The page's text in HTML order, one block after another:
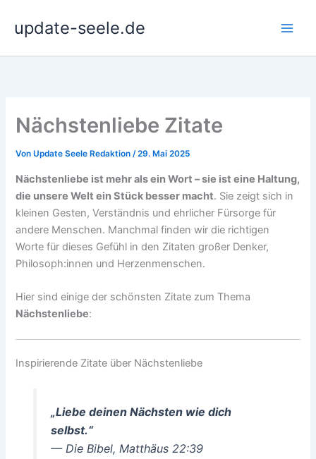
Inhalt
springen
update-seele.de
Nächstenliebe Zitate
VonUpdate Seele Redaktion/29. Mai 2025
Nächstenliebe ist mehr als ein Wort – sie ist eine Haltung,
die unsere Welt ein Stück besser macht. Sie zeigt sich in
kleinen Gesten, Verständnis und ehrlicher Fürsorge für
andere Menschen. Manchmal finden wir die richtigen
Worte für dieses Gefühl in den Zitaten großer Denker,
Philosoph:innen und Herzenmenschen.
Hier sind einige der schönsten Zitate zum Thema
Nächstenliebe:
Inspirierende Zitate über Nächstenliebe
„Liebe deinen Nächsten wie dich
selbst.“
— Die Bibel, Matthäus 22:39